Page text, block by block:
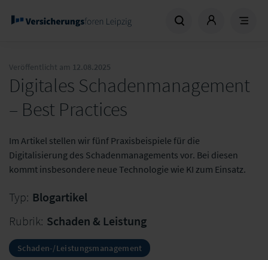
Veröffentlicht am 12.08.2025
Digitales Schadenmanagement
– Best Practices
Im Artikel stellen wir fünf Praxisbeispiele für die
Digitalisierung des Schadenmanagements vor. Bei diesen
kommt insbesondere neue Technologie wie KI zum Einsatz.
Typ: Blogartikel
Rubrik: Schaden & Leistung
Schaden-/Leistungsmanagement